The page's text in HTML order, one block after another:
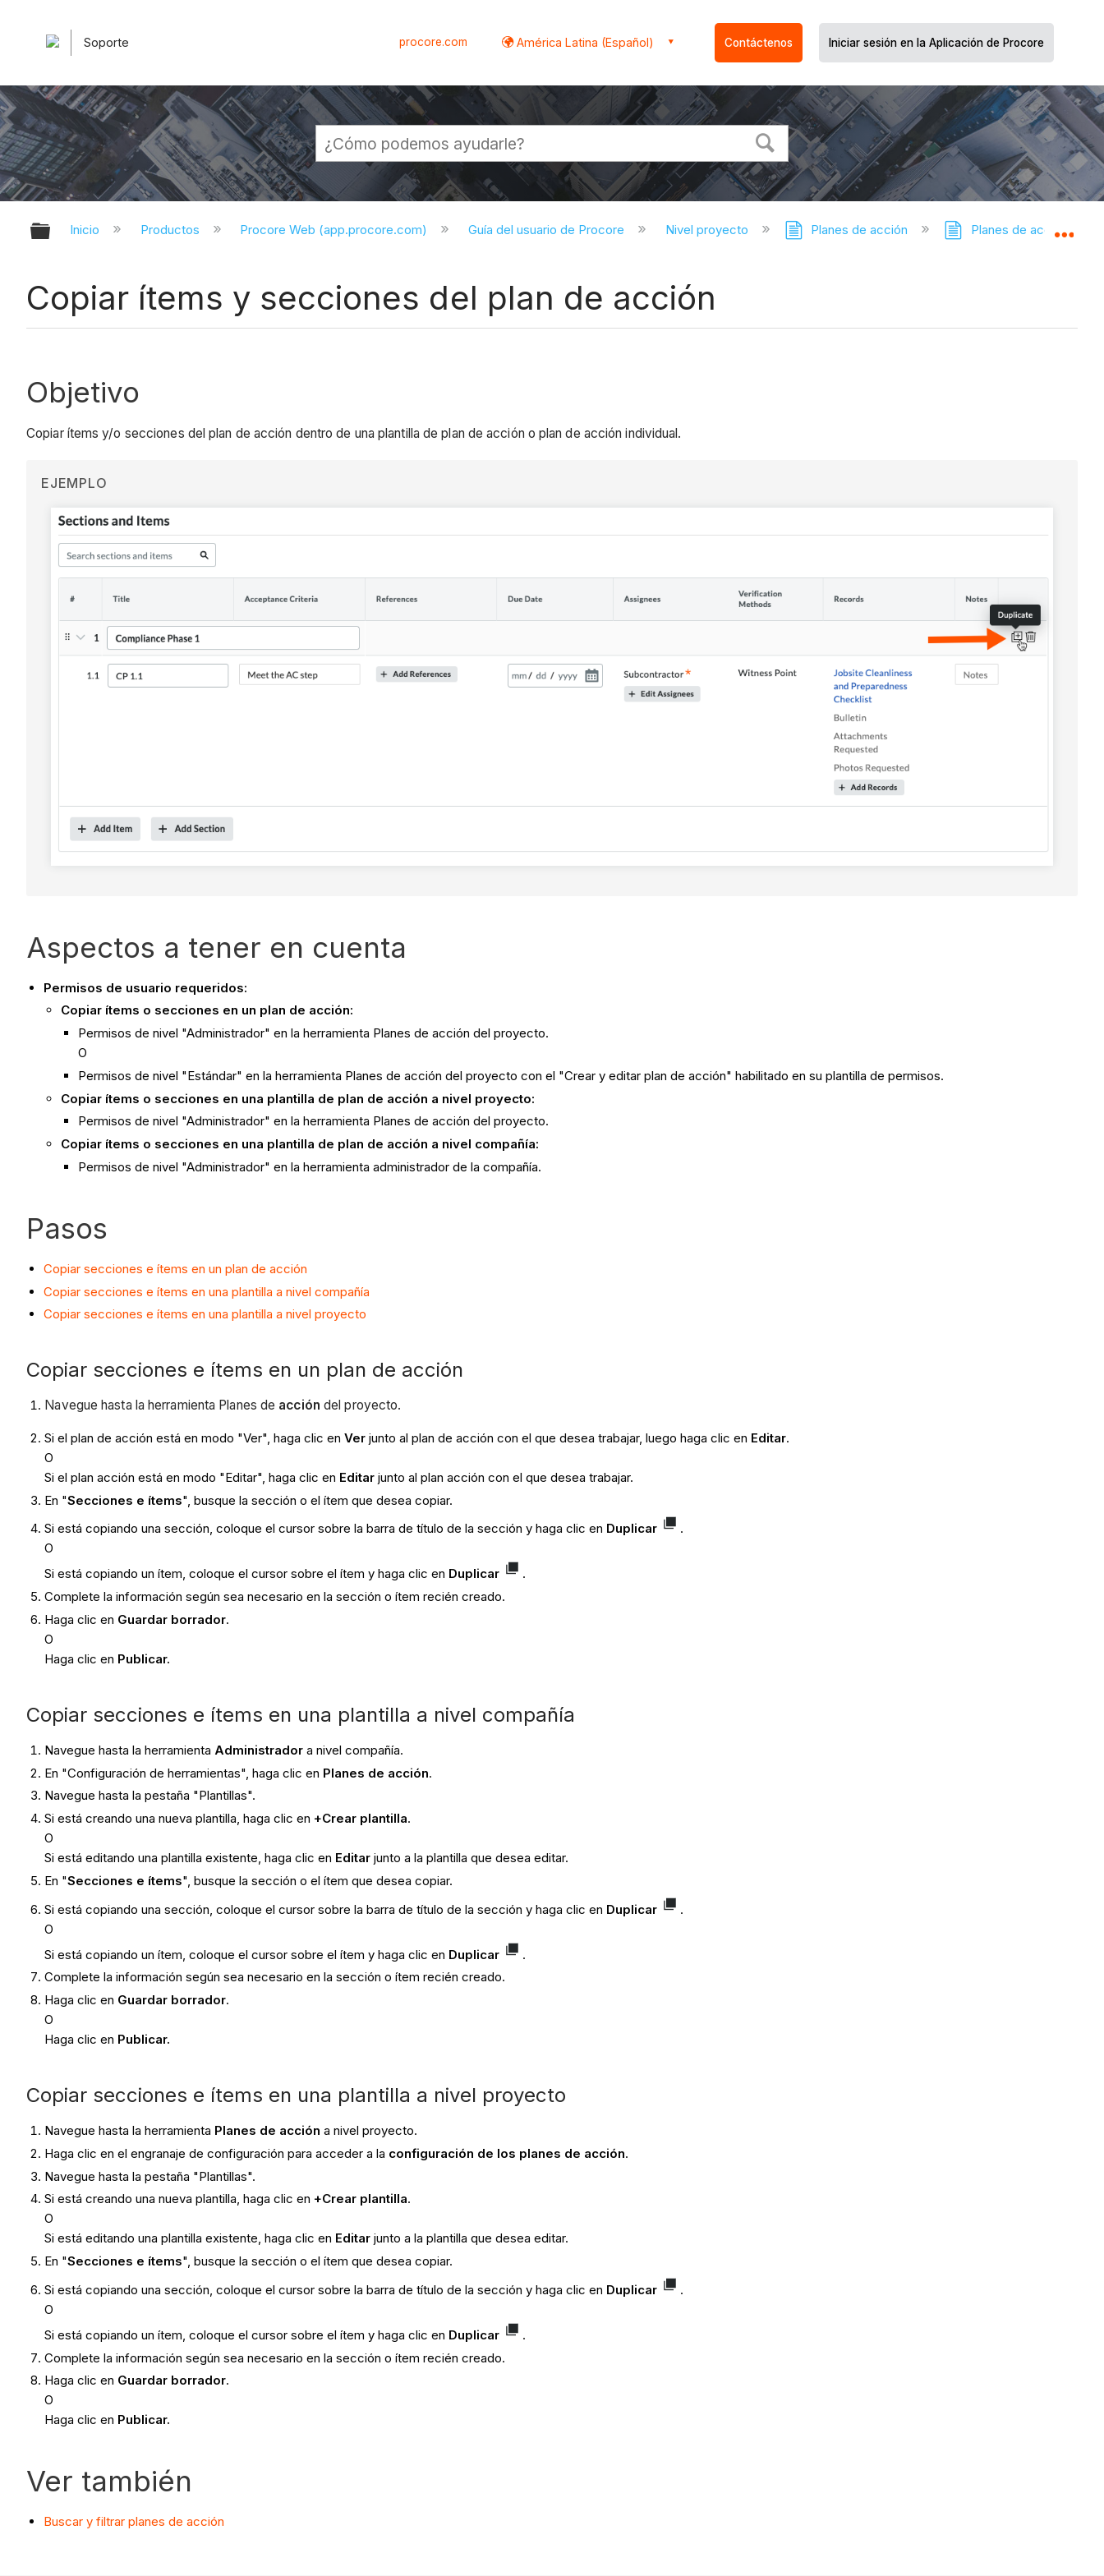
Soporte procore.com América Latina (Español) Contáctenos Iniciar sesión en la Aplicación de Procore
Expandir/contraer jerarquía global
Inicio Productos Procore Web (app.procore.com) Guía del usuario de Procore Nivel proyecto Planes de acción Planes de acción:
Copiar ítems y secciones del plan de acción
Objetivo
Copiar ítems y/o secciones del plan de acción dentro de una plantilla de plan de acción o plan de acción individual.
EJEMPLO
Aspectos a tener en cuenta
Permisos de usuario requeridos:
Copiar ítems o secciones en un plan de acción:
Permisos de nivel "Administrador" en la herramienta Planes de acción del proyecto.
O
Permisos de nivel "Estándar" en la herramienta Planes de acción del proyecto con el "Crear y editar plan de acción" habilitado en su plantilla de permisos.
Copiar ítems o secciones en una plantilla de plan de acción a nivel proyecto:
Permisos de nivel "Administrador" en la herramienta Planes de acción del proyecto.
Copiar ítems o secciones en una plantilla de plan de acción a nivel compañía:
Permisos de nivel "Administrador" en la herramienta administrador de la compañía.
Pasos
Copiar secciones e ítems en un plan de acción
Copiar secciones e ítems en una plantilla a nivel compañía
Copiar secciones e ítems en una plantilla a nivel proyecto
Copiar secciones e ítems en un plan de acción
Navegue hasta la herramienta Planes de acción del proyecto.
Si el plan de acción está en modo "Ver", haga clic enVer junto al plan de acción con el que desea trabajar, luego haga clic en Editar.
O
Si el plan acción está en modo "Editar", haga clic en Editarjunto al plan acción con el que desea trabajar.
En "Secciones e ítems", busque la sección o el ítem que desea copiar.
Si está copiando una sección, coloque el cursor sobre la barra de título de la sección y haga clic en Duplicar
.
O
Si está copiando un ítem, coloque el cursor sobre el ítem y haga clic en Duplicar
.
Complete la información según sea necesario en la sección o ítem recién creado.
Haga clic en Guardar borrador.
O
Haga clic en Publicar.
Copiar secciones e ítems en una plantilla a nivel compañía
Navegue hasta la herramienta Administradora nivel compañía.
En "Configuración de herramientas", haga clic en Planes de acción.
Navegue hasta la pestaña "Plantillas".
Si está creando una nueva plantilla, haga clic en +Crear plantilla.
O
Si está editando una plantilla existente, haga clic en Editarjunto a la plantilla que desea editar.
En "Secciones e ítems", busque la sección o el ítem que desea copiar.
Si está copiando una sección, coloque el cursor sobre la barra de título de la sección y haga clic en Duplicar
.
O
Si está copiando un ítem, coloque el cursor sobre el ítem y haga clic en Duplicar
.
Complete la información según sea necesario en la sección o ítem recién creado.
Haga clic en Guardar borrador.
O
Haga clic en Publicar.
Copiar secciones e ítems en una plantilla a nivel proyecto
Navegue hasta la herramienta Planes de accióna nivel proyecto.
Haga clic en el engranaje de configuración para acceder a la configuración de los planes de acción.
Navegue hasta la pestaña "Plantillas".
Si está creando una nueva plantilla, haga clic en +Crear plantilla.
O
Si está editando una plantilla existente, haga clic en Editarjunto a la plantilla que desea editar.
En "Secciones e ítems", busque la sección o el ítem que desea copiar.
Si está copiando una sección, coloque el cursor sobre la barra de título de la sección y haga clic en Duplicar
.
O
Si está copiando un ítem, coloque el cursor sobre el ítem y haga clic en Duplicar
.
Complete la información según sea necesario en la sección o ítem recién creado.
Haga clic en Guardar borrador.
O
Haga clic en Publicar.
Ver también
Buscar y filtrar planes de acción